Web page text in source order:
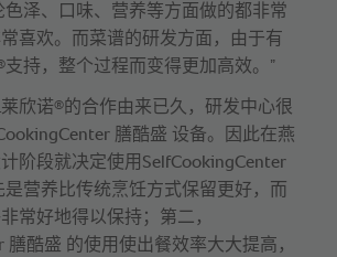
色泽、口味、营养等方面做的都非常
喜欢。而菜谱的研发方面，由于有
支持，整个过程而变得更加高效。”
欣诺®的合作由来已久，研发中心很
膳酷盛 设备。因此在燕
阶段就决定使用SelfCookingCenter
营养比传统烹饪方式保留更好，而
常好地得以保持；第二，
膳酷盛 的使用使出餐效率大大提高，